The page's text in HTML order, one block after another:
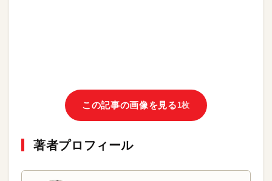
この記事の画像を見る1枚
著者プロフィール